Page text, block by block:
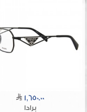
1,650.00
برادا